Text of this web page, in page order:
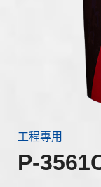
工程專用
P-